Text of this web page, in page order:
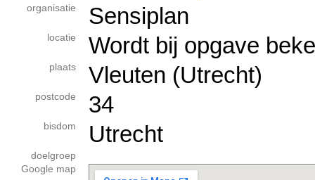
organisatie Sensiplan
locatie Wordt bij opgave
plaats Vleuten (Utrecht)
postcode 34
bisdom Utrecht
doelgroep
Google map